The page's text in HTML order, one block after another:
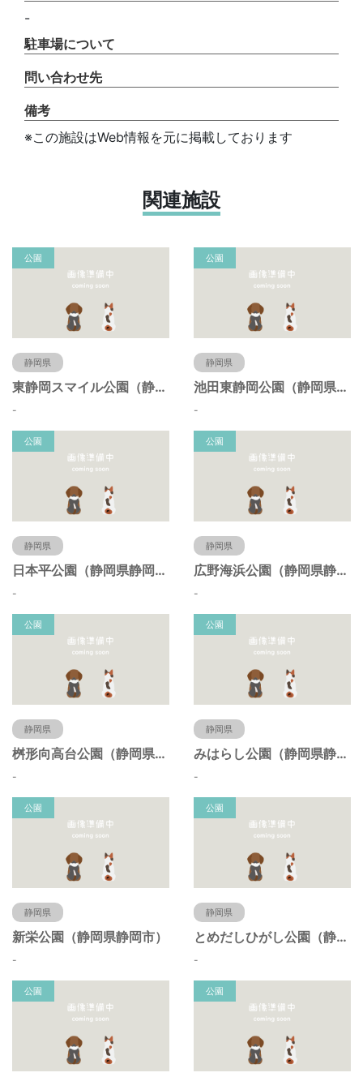
-
駐車場について
問い合わせ先
備考
※この施設はWeb情報を元に掲載しております
関連施設
公園
静岡県
東静岡スマイル公園（静岡県静岡市）
-
公園
静岡県
池田東静岡公園（静岡県静岡市）
-
公園
静岡県
日本平公園（静岡県静岡市）
-
公園
静岡県
広野海浜公園（静岡県静岡市）
-
公園
静岡県
桝形向高台公園（静岡県静岡市）
-
公園
静岡県
みはらし公園（静岡県静岡市）
-
公園
静岡県
新栄公園（静岡県静岡市）
-
公園
静岡県
とめだしひがし公園（静岡県静岡市）
-
公園 公園